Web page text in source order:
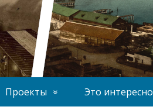
Проекты Это интересно